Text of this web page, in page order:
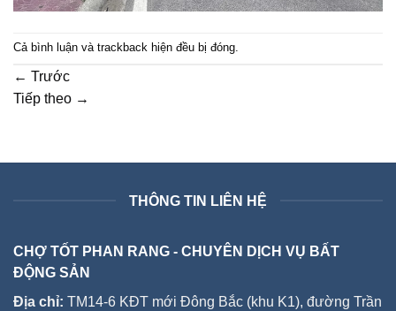
Cả bình luận và trackback hiện đều bị đóng.
← Trước
Tiếp theo →
THÔNG TIN LIÊN HỆ
CHỢ TỐT PHAN RANG - CHUYÊN DỊCH VỤ BẤT
ĐỘNG SẢN
Địa chỉ: TM14-6 KĐT mới Đông Bắc (khu K1), đường Trần